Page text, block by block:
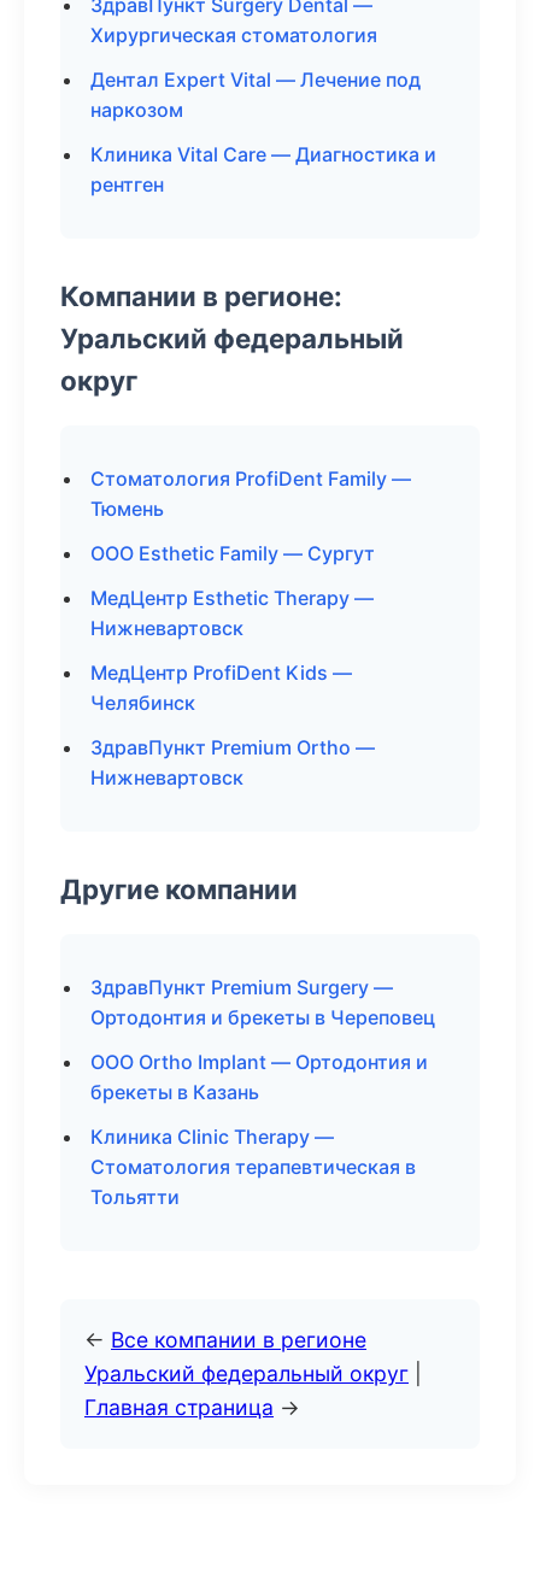
ЗдравПункт Surgery Dental —
Хирургическая стоматология
Дентал Expert Vital — Лечение под
наркозом
Клиника Vital Care — Диагностика и
рентген
Компании в регионе:
Уральский федеральный
округ
Стоматология ProfiDent Family —
Тюмень
ООО Esthetic Family — Сургут
МедЦентр Esthetic Therapy —
Нижневартовск
МедЦентр ProfiDent Kids —
Челябинск
ЗдравПункт Premium Ortho —
Нижневартовск
Другие компании
ЗдравПункт Premium Surgery —
Ортодонтия и брекеты в Череповец
ООО Ortho Implant — Ортодонтия и
брекеты в Казань
Клиника Clinic Therapy —
Стоматология терапевтическая в
Тольятти
← Все компании в регионе
Уральский федеральный округ
Главная страница →